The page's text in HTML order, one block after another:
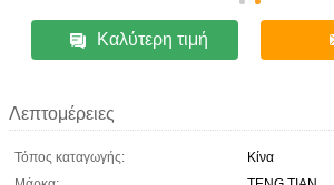
Καλύτερη τιμή
Λεπτομέρειες
Τόπος καταγωγής:
Κίνα